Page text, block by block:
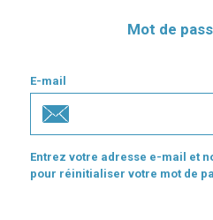
Mot de
E-mail
Entrez votre adresse e-mail et
pour réinitialiser votre mot de